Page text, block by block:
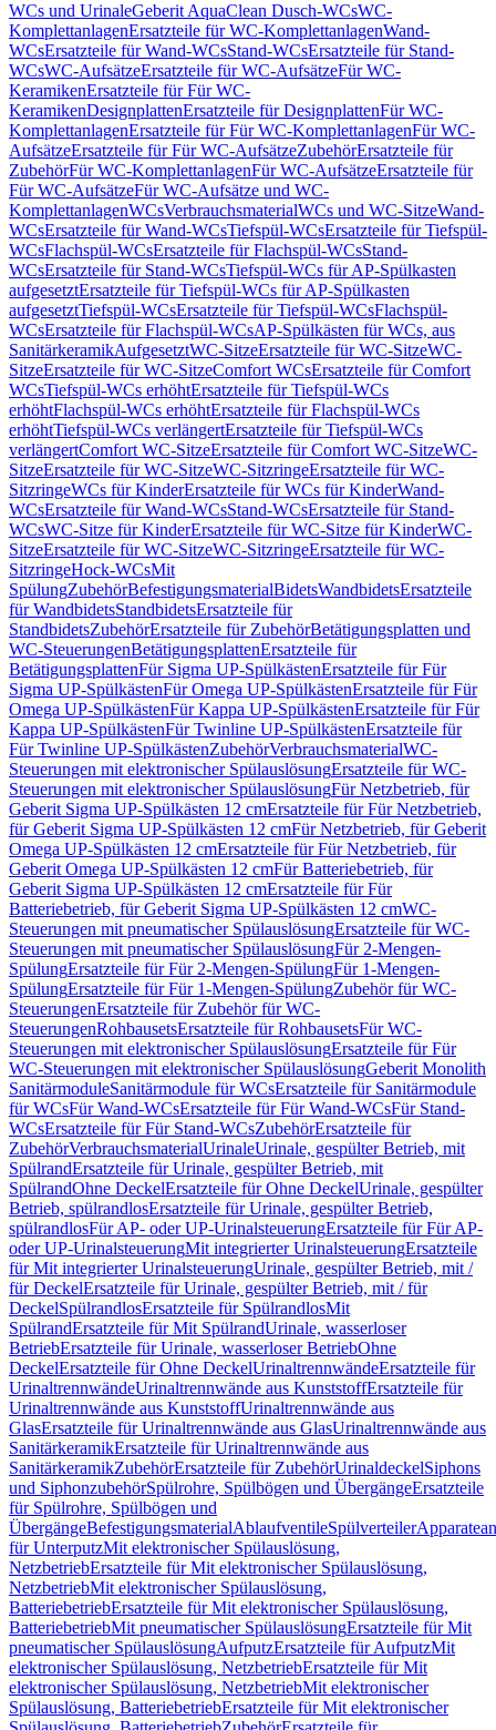
WCs und UrinaleGeberit AquaClean Dusch-WCsWC-
KomplettanlagenErsatzteile für WC-KomplettanlagenWand-
WCsErsatzteile für Wand-WCsStand-WCsErsatzteile für Stand-
WCsWC-AufsätzeErsatzteile für WC-AufsätzeFür WC-
KeramikenErsatzteile für Für WC-
KeramikenDesignplattenErsatzteile für DesignplattenFür WC-
KomplettanlagenErsatzteile für Für WC-KomplettanlagenFür WC-
AufsätzeErsatzteile für Für WC-AufsätzeZubehörErsatzteile für
ZubehörFür WC-KomplettanlagenFür WC-AufsätzeErsatzteile für
Für WC-AufsätzeFür WC-Aufsätze und WC-
KomplettanlagenWCsVerbrauchsmaterialWCs und WC-SitzeWand-
WCsErsatzteile für Wand-WCsTiefspül-WCsErsatzteile für Tiefspül-
WCsFlachspül-WCsErsatzteile für Flachspül-WCsStand-
WCsErsatzteile für Stand-WCsTiefspül-WCs für AP-Spülkasten
aufgesetztErsatzteile für Tiefspül-WCs für AP-Spülkasten
aufgesetztTiefspül-WCsErsatzteile für Tiefspül-WCsFlachspül-
WCsErsatzteile für Flachspül-WCsAP-Spülkästen für WCs, aus
SanitärkeramikAufgesetztWC-SitzeErsatzteile für WC-SitzeWC-
SitzeErsatzteile für WC-SitzeComfort WCsErsatzteile für Comfort
WCsTiefspül-WCs erhöhtErsatzteile für Tiefspül-WCs
erhöhtFlachspül-WCs erhöhtErsatzteile für Flachspül-WCs
erhöhtTiefspül-WCs verlängertErsatzteile für Tiefspül-WCs
verlängertComfort WC-SitzeErsatzteile für Comfort WC-SitzeWC-
SitzeErsatzteile für WC-SitzeWC-SitzringeErsatzteile für WC-
SitzringeWCs für KinderErsatzteile für WCs für KinderWand-
WCsErsatzteile für Wand-WCsStand-WCsErsatzteile für Stand-
WCsWC-Sitze für KinderErsatzteile für WC-Sitze für KinderWC-
SitzeErsatzteile für WC-SitzeWC-SitzringeErsatzteile für WC-
SitzringeHock-WCsMit
SpülungZubehörBefestigungsmaterialBidetsWandbidetsErsatzteile
für WandbidetsStandbidetsErsatzteile für
StandbidetsZubehörErsatzteile für ZubehörBetätigungsplatten und
WC-SteuerungenBetätigungsplattenErsatzteile für
BetätigungsplattenFür Sigma UP-SpülkästenErsatzteile für Für
Sigma UP-SpülkästenFür Omega UP-SpülkästenErsatzteile für Für
Omega UP-SpülkästenFür Kappa UP-SpülkästenErsatzteile für Für
Kappa UP-SpülkästenFür Twinline UP-SpülkästenErsatzteile für
Für Twinline UP-SpülkästenZubehörVerbrauchsmaterialWC-
Steuerungen mit elektronischer SpülauslösungErsatzteile für WC-
Steuerungen mit elektronischer SpülauslösungFür Netzbetrieb, für
Geberit Sigma UP-Spülkästen 12 cmErsatzteile für Für Netzbetrieb,
für Geberit Sigma UP-Spülkästen 12 cmFür Netzbetrieb, für Geberit
Omega UP-Spülkästen 12 cmErsatzteile für Für Netzbetrieb, für
Geberit Omega UP-Spülkästen 12 cmFür Batteriebetrieb, für
Geberit Sigma UP-Spülkästen 12 cmErsatzteile für Für
Batteriebetrieb, für Geberit Sigma UP-Spülkästen 12 cmWC-
Steuerungen mit pneumatischer SpülauslösungErsatzteile für WC-
Steuerungen mit pneumatischer SpülauslösungFür 2-Mengen-
SpülungErsatzteile für Für 2-Mengen-SpülungFür 1-Mengen-
SpülungErsatzteile für Für 1-Mengen-SpülungZubehör für WC-
SteuerungenErsatzteile für Zubehör für WC-
SteuerungenRohbausetsErsatzteile für RohbausetsFür WC-
Steuerungen mit elektronischer SpülauslösungErsatzteile für Für
WC-Steuerungen mit elektronischer SpülauslösungGeberit Monolith
SanitärmoduleSanitärmodule für WCsErsatzteile für Sanitärmodule
für WCsFür Wand-WCsErsatzteile für Für Wand-WCsFür Stand-
WCsErsatzteile für Für Stand-WCsZubehörErsatzteile für
ZubehörVerbrauchsmaterialUrinaleUrinale, gespülter Betrieb, mit
SpülrandErsatzteile für Urinale, gespülter Betrieb, mit
SpülrandOhne DeckelErsatzteile für Ohne DeckelUrinale, gespülter
Betrieb, spülrandlosErsatzteile für Urinale, gespülter Betrieb,
spülrandlosFür AP- oder UP-UrinalsteuerungErsatzteile für Für AP-
oder UP-UrinalsteuerungMit integrierter UrinalsteuerungErsatzteile
für Mit integrierter UrinalsteuerungUrinale, gespülter Betrieb, mit /
für DeckelErsatzteile für Urinale, gespülter Betrieb, mit / für
DeckelSpülrandlosErsatzteile für SpülrandlosMit
SpülrandErsatzteile für Mit SpülrandUrinale, wasserloser
BetriebErsatzteile für Urinale, wasserloser BetriebOhne
DeckelErsatzteile für Ohne DeckelUrinaltrennwändeErsatzteile für
UrinaltrennwändeUrinaltrennwände aus KunststoffErsatzteile für
Urinaltrennwände aus KunststoffUrinaltrennwände aus
GlasErsatzteile für Urinaltrennwände aus GlasUrinaltrennwände aus
SanitärkeramikErsatzteile für Urinaltrennwände aus
SanitärkeramikZubehörErsatzteile für ZubehörUrinaldeckelSiphons
und SiphonzubehörSpülrohre, Spülbögen und ÜbergängeErsatzteile
für Spülrohre, Spülbögen und
ÜbergängeBefestigungsmaterialAblaufventileSpülverteiler
für UnterputzMit elektronischer Spülauslösung,
NetzbetriebErsatzteile für Mit elektronischer Spülauslösung,
NetzbetriebMit elektronischer Spülauslösung,
BatteriebetriebErsatzteile für Mit elektronischer Spülauslösung,
BatteriebetriebMit pneumatischer SpülauslösungErsatzteile für Mit
pneumatischer SpülauslösungAufputzErsatzteile für AufputzMit
elektronischer Spülauslösung, NetzbetriebErsatzteile für Mit
elektronischer Spülauslösung, NetzbetriebMit elektronischer
Spülauslösung, BatteriebetriebErsatzteile für Mit elektronischer